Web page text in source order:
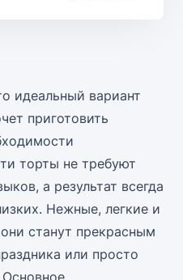
идеальный вариант
приготовить
торты не требуют
а результат всегда
Нежные, легкие и
станут прекрасным
или просто